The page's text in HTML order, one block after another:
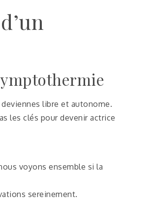
libre et autonome.
les clés pour devenir actrice
voyons ensemble si la
sereinement.